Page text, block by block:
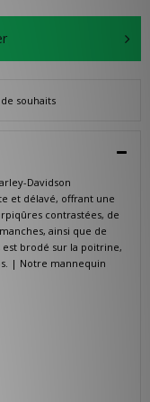
souhaits
Davidson
et délavé, offrant une
contrastées, de
ainsi que de
brodé sur la poitrine,
| Notre mannequin